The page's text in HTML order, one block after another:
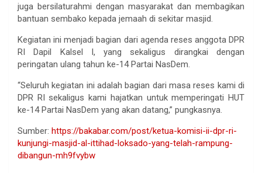
juga bersilaturahmi dengan masyarakat dan membagikan
bantuan sembako kepada jemaah di sekitar masjid.
Kegiatan ini menjadi bagian dari agenda reses anggota DPR
RI Dapil Kalsel I, yang sekaligus dirangkai dengan
peringatan ulang tahun ke-14 Partai NasDem.
“Seluruh kegiatan ini adalah bagian dari masa reses kami di
DPR RI sekaligus kami hajatkan untuk memperingati HUT
ke-14 Partai NasDem yang akan datang,” pungkasnya.
Sumber: https://bakabar.com/post/ketua-komisi-ii-dpr-ri-
kunjungi-masjid-al-ittihad-loksado-yang-telah-rampung-
dibangun-mh9fvybw